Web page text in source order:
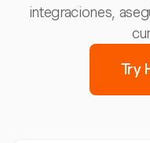
integraciones,
Try